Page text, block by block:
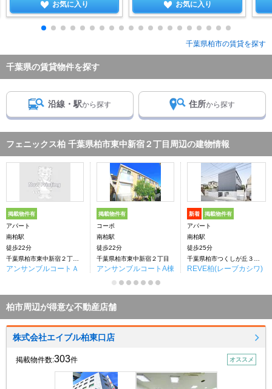
お気に入り お気に入り
千葉県柏市の賃貸を探す
千葉県の賃貸物件を探す
沿線・駅から探す 住所から探す
フェニックス柏 千葉県柏市東中新宿２丁目周辺の建物情報
掲載物件有
アパート
南柏駅
徒歩22分
アンサンブルコートＡ
掲載物件有
コーポ
南柏駅
徒歩22分
千葉県柏市東中新宿２丁目
アンサンブルコートA棟
新着 掲載物件有
アパート
南柏駅
徒歩25分
REVE柏(レーブカシワ)
柏市周辺が得意な不動産店舗
株式会社エイブル柏東口店
掲載物件数:303件 オススメ